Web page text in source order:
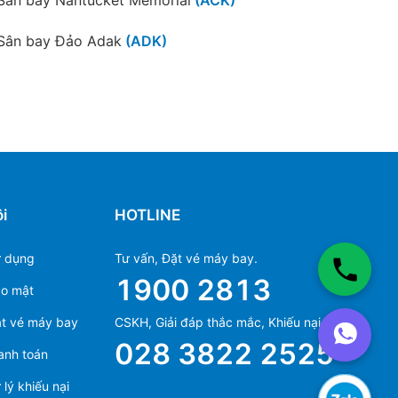
bay Đảo Adak (ADK)
bay cấp vùng Walla Walla
bay Aniak
bay Naples (APF)
bay quốc tế Watertown(ART)
dụng
mật
vé máy bay
toán
lý khiếu nại
HOTLINE
Tư vấn, Đặt vé máy bay.
1900 2813
CSKH, Giải đáp thắc mắc, Khiếu nại.
028 3822 2525
Ms Hằng
(+84) 70 854 1213
Ms Huỳnh